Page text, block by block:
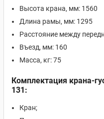
Высота крана, мм: 1560
Длина рамы, мм: 1295
Расстояние между
Въезд, мм: 160
Масса, кг: 75
Комплектация крана-
131:
Кран;